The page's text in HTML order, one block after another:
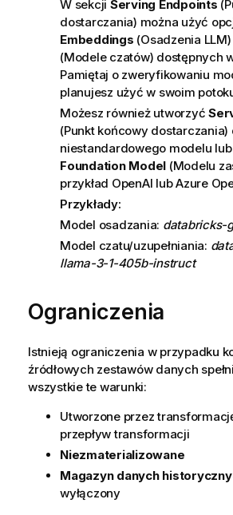
W sekcji Serving Endpoints
dostarczania) można użyć
Embeddings (Osadzenia LLM)
(Modele czatów) dostępnych
Pamiętaj o zweryfikowaniu
planujesz użyć w swoim
Możesz również utworzyć
(Punkt końcowy dostarczania)
niestandardowego modelu
Foundation Model (Modelu
przykład OpenAI lub Azure
Przykłady:
Model osadzania: databricks-
Model czatu/uzupełniania:
llama-3-1-405b-instruct
Ograniczenia
Istnieją ograniczenia w przypadku
źródłowych zestawów danych
wszystkie te warunki:
Utworzone przez
przepływ transformacji
Niezmaterializowane
Magazyn danych
wyłączony